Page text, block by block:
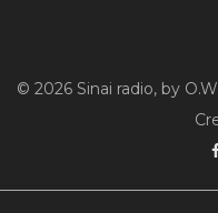
© 2026 Sinai radio, by